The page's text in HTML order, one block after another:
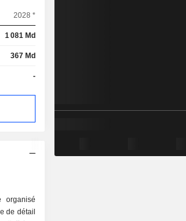
2028 *
1 081 Md
367 Md
-
organisé